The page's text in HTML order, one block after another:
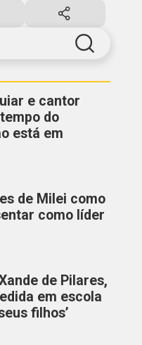
e cantor
do
está em
de Milei como
como líder
de Pilares,
em escola
filhos’